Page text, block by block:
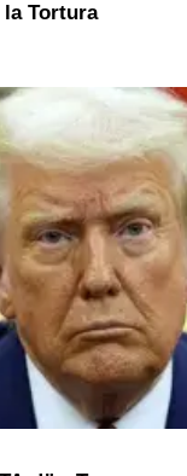
la Tortura